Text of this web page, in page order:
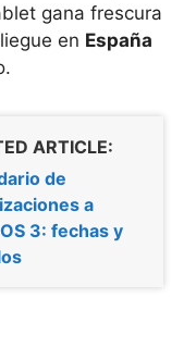
gana frescura
en España
ARTICLE:
de
a
3: fechas y